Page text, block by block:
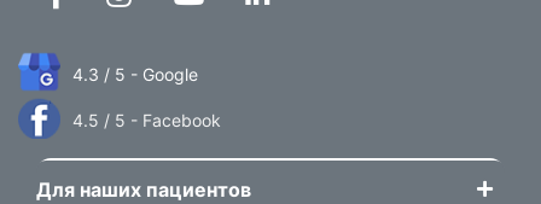
4.3 / 5 - Google
4.5 / 5 - Facebook
Для наших пациентов